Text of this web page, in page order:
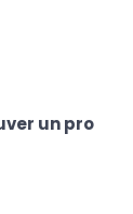
un pro